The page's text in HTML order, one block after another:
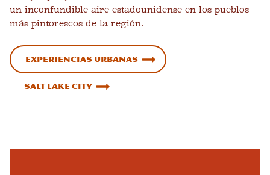
un inconfundible aire estadounidense en los pueblos
más pintorescos de la región.
Experiencias urbanas
Salt Lake City